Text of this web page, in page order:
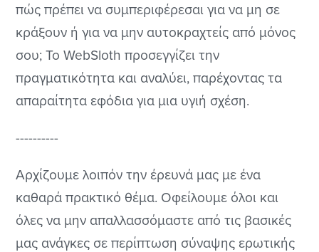
πώς πρέπει να συμπεριφέρεσαι για να μη σε
κράξουν ή για να μην αυτοκραχτείς από μόνος
σου; Το WebSloth προσεγγίζει την
πραγματικότητα και αναλύει, παρέχοντας τα
απαραίτητα εφόδια για μια υγιή σχέση.
----------
Αρχίζουμε λοιπόν την έρευνά μας με ένα
καθαρά πρακτικό θέμα. Οφείλουμε όλοι και
όλες να μην απαλλασσόμαστε από τις βασικές
μας ανάγκες σε περίπτωση σύναψης ερωτικής